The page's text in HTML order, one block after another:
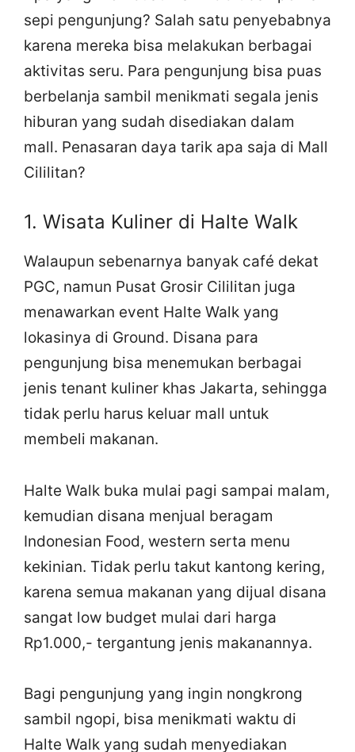
sepi pengunjung? Salah satu penyebabnya
karena mereka bisa melakukan berbagai
aktivitas seru. Para pengunjung bisa puas
berbelanja sambil menikmati segala jenis
hiburan yang sudah disediakan dalam
mall. Penasaran daya tarik apa saja di Mall
Cililitan?
1. Wisata Kuliner di Halte Walk
Walaupun sebenarnya banyak café dekat
PGC, namun Pusat Grosir Cililitan juga
menawarkan event Halte Walk yang
lokasinya di Ground. Disana para
pengunjung bisa menemukan berbagai
jenis tenant kuliner khas Jakarta, sehingga
tidak perlu harus keluar mall untuk
membeli makanan.
Halte Walk buka mulai pagi sampai malam,
kemudian disana menjual beragam
Indonesian Food, western serta menu
kekinian. Tidak perlu takut kantong kering,
karena semua makanan yang dijual disana
sangat low budget mulai dari harga
Rp1.000,- tergantung jenis makanannya.
Bagi pengunjung yang ingin nongkrong
sambil ngopi, bisa menikmati waktu di
Halte Walk yang sudah menyediakan